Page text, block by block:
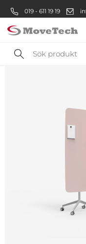
019 - 611 19 19
Sök
produkt